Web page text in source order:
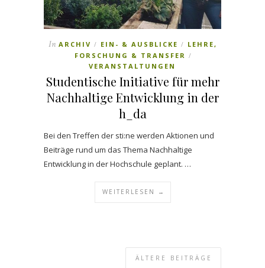
In ARCHIV / EIN- & AUSBLICKE /
LEHRE,
FORSCHUNG & TRANSFER /
VERANSTALTUNGEN
Studentische Initiative für mehr
Nachhaltige Entwicklung in der
h_da
Bei den Treffen der sti:ne werden Aktionen und
Beiträge rund um das Thema Nachhaltige
Entwicklung in der Hochschule geplant. …
WEITERLESEN →
ÄLTERE BEITRÄGE